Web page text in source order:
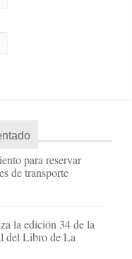
para reservar
de transporte
la edición 34 de la
del Libro de La